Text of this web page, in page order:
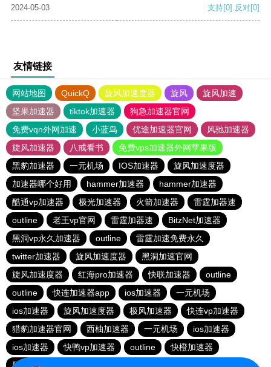
2024-05-03 支持[0] 反对[0]
友情链接
网站地图 QuickQ 旋风加速度器 旋风
旋风加速
坚果加速器
tiktok加速器
狗急加速器官网
免费vqn外网加速
小蓝鸟 优途加速器官网
风驰加速器
旋风加速器
八戒看书
免费vps加速器外网苹果版
黑豹加速器
一元机场 IOS加速器
旋风加速度器
加速器哪个好用
hammer加速器
hammer加速器
酷通vp加速器
极光加速器 火箭加速器
雷霆加器速
outline
老王vp官网 雷霆加器速
BitzNet加速器
黑洞vp永久加速器
outline
雷霆加速免费永久
twitter加速器
旋风加速度器
黑洞加速官网
旋风加速度器
红海pro加速器 快联加速器
outline
outline
快连加速器app ios加速器
一元机场
ios加速器
旋风加速度器 极风加速器
快连vp加速器
猎豹加速器官网
西柚加速器 一元机场
ios加速器
ios加速器
快鸭vp加速器 outline
快橙加速器